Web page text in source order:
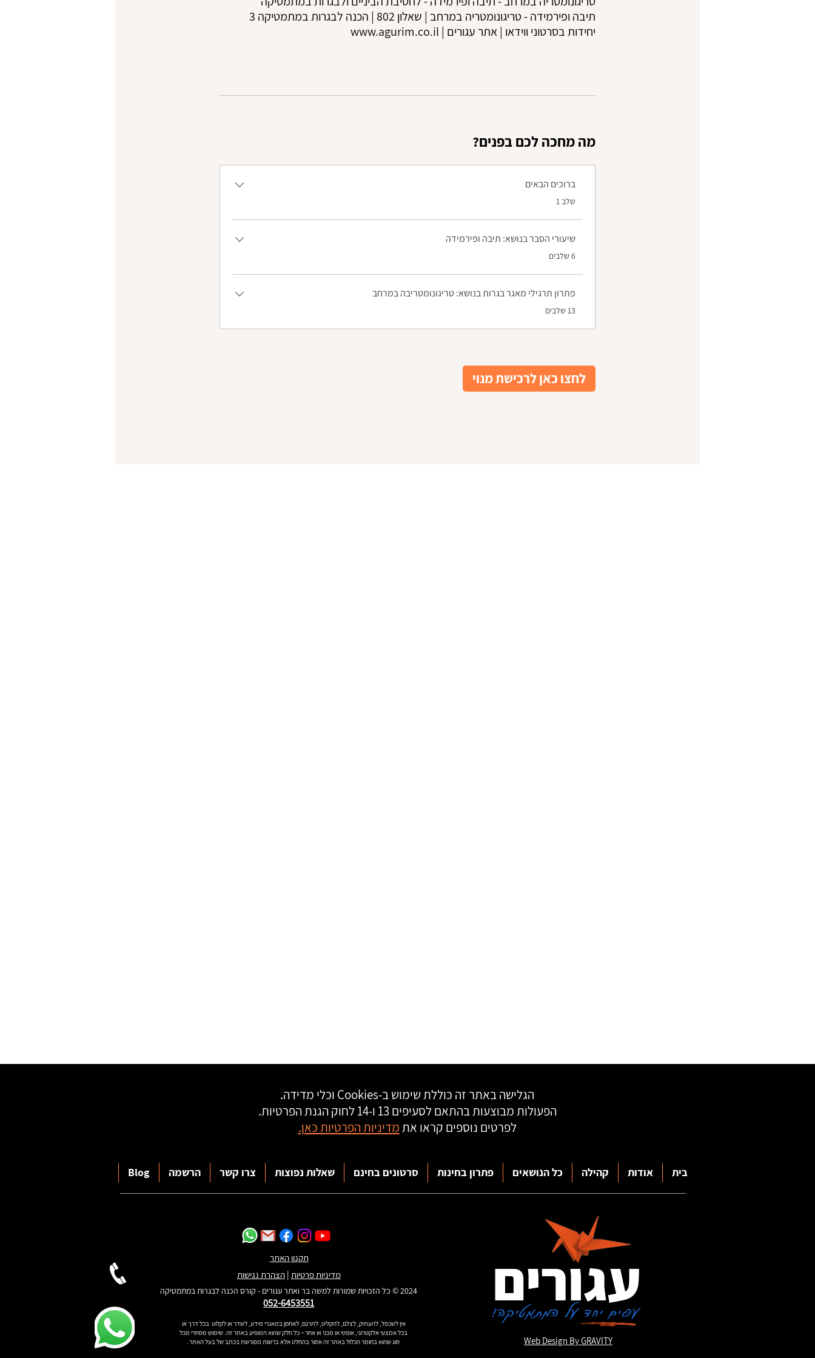
תיבה ופירמידה - טריגונומטריה במרחב | שאלון 802 | הכנה לבגרות במתמטיקה 3
יחידות בסרטוני ווידאו | אתר עגורים | www.agurim.co.il
?מה מחכה לכם בפנים
ברוכים הבאים
.שלב 1
שיעורי הסבר בנושא: תיבה ופירמידה
.
6 שלבים
פתרון תרגילי מאגר בגרות בנושא: טריגונומטריבה במרחב
.
13 שלבים
לחצו כאן לרכישת מנוי
הגלישה באתר זה כוללת שימוש ב-Cookies וכלי מדידה.
הפעולות מבוצעות בהתאם לסעיפים 13 ו-14 לחוק הגנת הפרטיות.
לפרטים נוספים קראו אתמדיניות הפרטיות כאן.
בית אודות קהילה כל הנושאים פתרון בחינות סרטונים בחינם שאלות נפוצות צרו קשר הרשמה Blog
תקנון האתר
מדיניות פרטיות | הצהרת נגישות
2024 © כל הזכויות שמורות ל משה בר ואתר עגורים - קורס הכנה לבגרות במתמטיקה
052-6453551
אין לשכפל, להעתיק, לצלם, להקליט, לתרגם, לאחסן במאגרי מידע, לשדר או לקלוט בכל דרך או
בכל אמצעי אלקטרוני, אופטי או מכני או אחר – כל חלק שהוא המופיע באתר זה. שימוש מסחרי מכל
סוג שהוא בחומר הכלול באתר זה אסור בהחלט אלא ברשות מפורשת בכתב של בעל האתר.
עגורים
עפים יחד על המתמטיקה!
Web Design By GRAVITY